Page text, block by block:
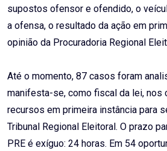
supostos ofensor e ofendido, o
a ofensa, o resultado da ação em
opinião da Procuradoria Regional
Até o momento, 87 casos foram
manifesta-se, como fiscal da lei, nos
recursos em primeira instância para
Tribunal Regional Eleitoral. O prazo
PRE é exíguo: 24 horas. Em 54